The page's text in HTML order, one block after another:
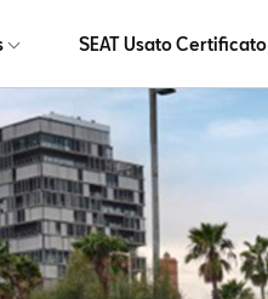
SEAT Usato Certificato